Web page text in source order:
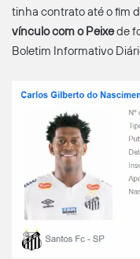
tinha contrato até o fim
vínculocom o Peixede
Boletim Informativo